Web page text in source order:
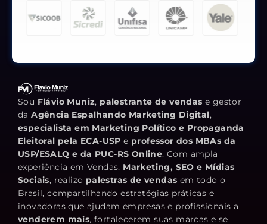
Sou Flávio Muniz, palestrante de vendas e gestor
daAgência Espalhando Marketing Digital,
especialista em Marketing Político e Propaganda
Eleitoral pela ECA-USP e professor dos MBAs da
USP/ESALQ e da PUC-RS Online. Com ampla
experiência em Vendas, Marketing, SEO e Mídias
Sociais, realizo palestras de vendas em todo o
Brasil, compartilhando estratégias práticas e
inovadoras que ajudam empresas e profissionais a
venderem mais, fortalecerem suas marcas e se